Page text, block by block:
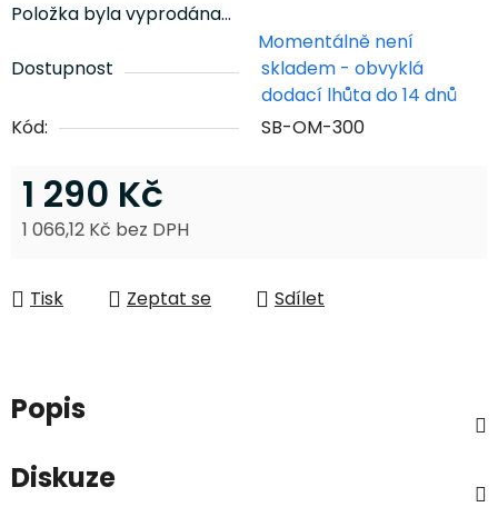
Položka byla vyprodána…
Dostupnost
Momentálně není
skladem - obvyklá
dodací lhůta do 14 dnů
Kód:
SB-OM-300
1 290 Kč
1 066,12 Kč bez DPH
Tisk
Zeptat se Sdílet
Popis
Diskuze